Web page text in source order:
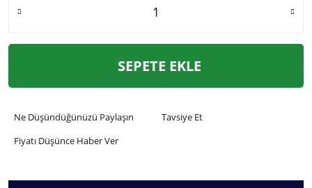
SEPETE EKLE
Ne Düşündüğünüzü Paylaşın
Tavsiye Et
Fiyatı Düşünce Haber Ver